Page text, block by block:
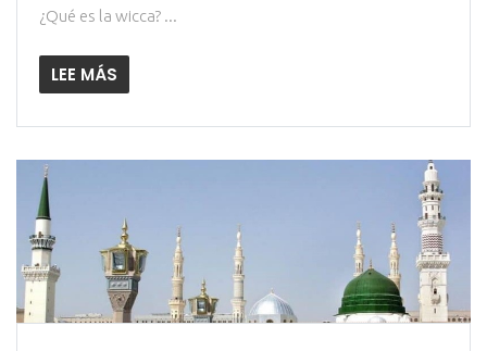
¿Qué es la wicca? ...
LEE MÁS